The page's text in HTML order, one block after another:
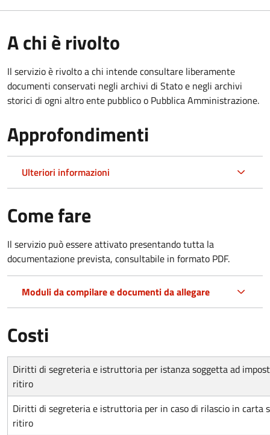
A chi è rivolto
Il servizio è rivolto a chi intende consultare liberamente
documenti conservati negli archivi di Stato e negli archivi
storici di ogni altro ente pubblico o Pubblica Amministrazione.
Approfondimenti
Ulteriori informazioni
Come fare
Il servizio può essere attivato presentando tutta la
documentazione prevista, consultabile in formato PDF.
Moduli da compilare e documenti da allegare
Costi
Diritti di segreteria e istruttoria per istanza soggetta ad
ritiro
Diritti di segreteria e istruttoria per in caso di rilascio in carta
ritiro